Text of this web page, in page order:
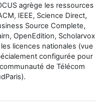
agrège les ressources
IEEE, Science Direct,
Source Complete,
OpenEdition, Scholarvox
licences nationales (vue
configurée pour
de Télécom
s).